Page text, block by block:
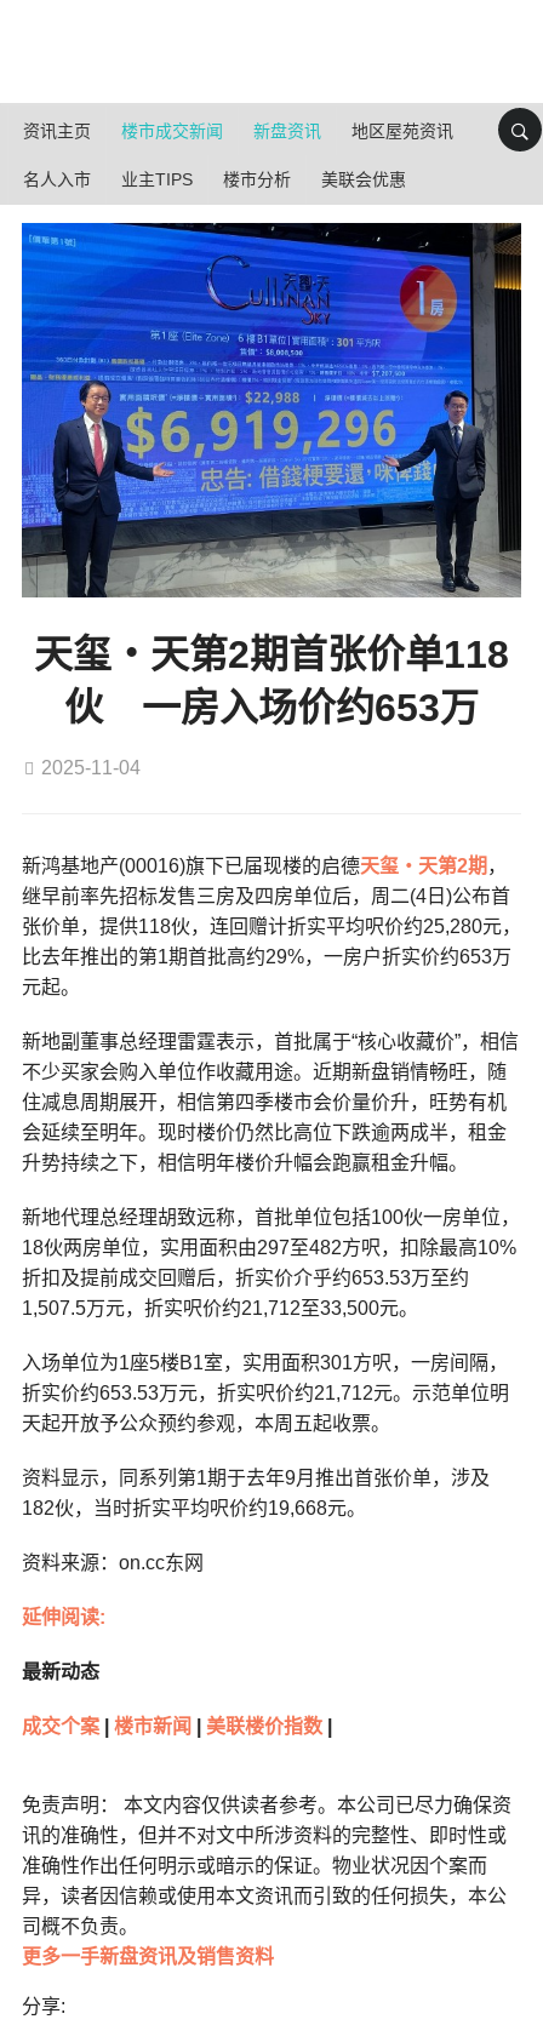
资讯主页 楼市成交新闻 新盘资讯 地区屋苑资讯
名人入市 业主TIPS 楼市分析 美联会优惠
天玺‧天第2期首张价单118
伙 一房入场价约653万
2025-11-04
新鸿基地产(00016)旗下已届现楼的启德天玺‧天第2期 ，
继早前率先招标发售三房及四房单位后，周二(4日)公布首
张价单，提供118伙，连回赠计折实平均呎价约25,280元，
比去年推出的第1期首批高约29%，一房户折实价约653万
元起。
新地副董事总经理雷霆表示，首批属于“核心收藏价”，相信
不少买家会购入单位作收藏用途。近期新盘销情畅旺，随
住减息周期展开，相信第四季楼市会价量价升，旺势有机
会延续至明年。现时楼价仍然比高位下跌逾两成半，租金
升势持续之下，相信明年楼价升幅会跑赢租金升幅。
新地代理总经理胡致远称，首批单位包括100伙一房单位，
18伙两房单位，实用面积由297至482方呎，扣除最高10%
折扣及提前成交回赠后，折实价介乎约653.53万至约
1,507.5万元，折实呎价约21,712至33,500元。
入场单位为1座5楼B1室，实用面积301方呎，一房间隔，
折实价约653.53万元，折实呎价约21,712元。示范单位明
天起开放予公众预约参观，本周五起收票。
资料显示，同系列第1期于去年9月推出首张价单，涉及
182伙，当时折实平均呎价约19,668元。
资料来源：on.cc东网
延伸阅读:
最新动态
成交个案| 楼市新闻 美联楼价指数|
免责声明： 本文内容仅供读者参考。本公司已尽力确保资
讯的准确性，但并不对文中所涉资料的完整性、即时性或
准确性作出任何明示或暗示的保证。物业状况因个案而
异，读者因信赖或使用本文资讯而引致的任何损失，本公
司概不负责。
更多一手新盘资讯及销售资料
分享: